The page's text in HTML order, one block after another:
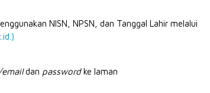
NISN, NPSN, dan Tanggal Lahir melalui
dan passwordke laman